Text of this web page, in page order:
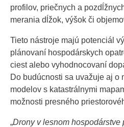
profilov, priečnych a
merania dĺžok, výšok či
Tieto nástroje majú potenciál
plánovaní hospodárskych
ciest alebo vyhodnocovaní
Do budúcnosti sa uvažuje aj o
modelov s katastrálnymi
možnosti presného
„Drony v lesnom hospodárstve